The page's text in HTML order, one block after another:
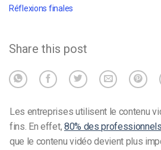
Réflexions finales
Share this post
Les entreprises utilisent le contenu
fins. En effet, 80% des
que le contenu vidéo devient plus